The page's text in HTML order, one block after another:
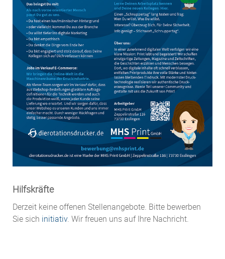
Hilfskräfte
Derzeit keine offenen Stellenangebote. Bitte bewerben
Sie sich initiativ. Wir freuen uns auf Ihre Nachricht.